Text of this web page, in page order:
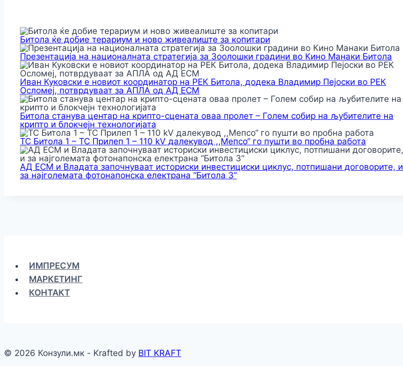
Битола ќе добие терариум и ново живеалиште за копитари
Презентација на националната стратегија за Зоолошки градини во Кино Манаки Битола
Иван Куковски е новиот координатор на РЕК Битола, додека Владимир Пејоски во РЕК
Осломеј, потврдуваат за АПЛА од АД ЕСМ
Битола станува центар на крипто-сцената оваа пролет – Голем собир на љубителите на
крипто и блокчејн технологијата
ТС Битола 1 – ТС Прилеп 1 – 110 kV далекувод ,,Мепсо“ го пушти во пробна работа
АД ЕСМ и Владата започнуваат историски инвестициски циклус, потпишани договорите, и
за најголемата фотонапонска електрана “Битола 3“
ИМПРЕСУМ
МАРКЕТИНГ
КОНТАКТ
© 2026 Конзули.мк - Krafted by BIT KRAFT